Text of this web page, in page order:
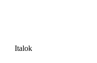
Italok